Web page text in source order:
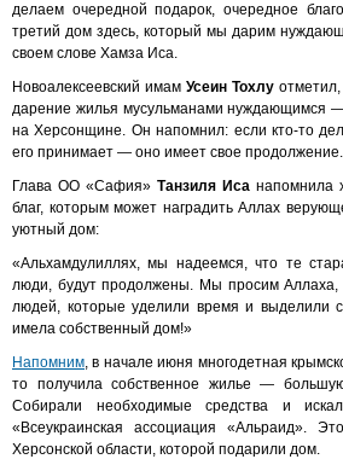
делаем очередной подарок, очередное
третий дом здесь, который мы дарим
своем слове Хамза Иса.
Новоалексеевский имам Усеин Тохлуотметил,
дарение жилья мусульманами нуждающимся
на Херсонщине. Он напомнил: если кто-то
его принимает — оно имеет свое продолжение.
Глава ОО «Сафия» Танзиля Иса напомнила
благ, которым может наградить Аллах
уютный дом:
«Альхамдулиллях, мы надеемся, что те
люди, будут продолжены. Мы просим Аллаха,
людей, которые уделили время и выделили
имела собственный дом!»
Напомним, в начале июня многодетная
то получила собственное жилье —
Собирали необходимые средства и
«Всеукраинская ассоциация «Альраид».
Херсонской области, которой подарили дом.